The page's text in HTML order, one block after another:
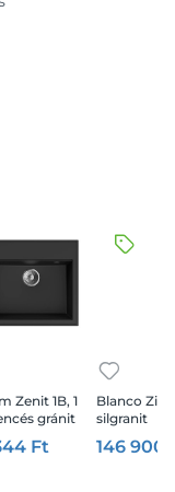
Zenit 1B, 1
gránit
fekete
Ft
Blanco Zia 9
silgranit
86x50
146 900